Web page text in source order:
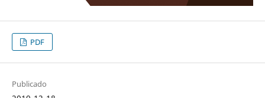
PDF
Publicado